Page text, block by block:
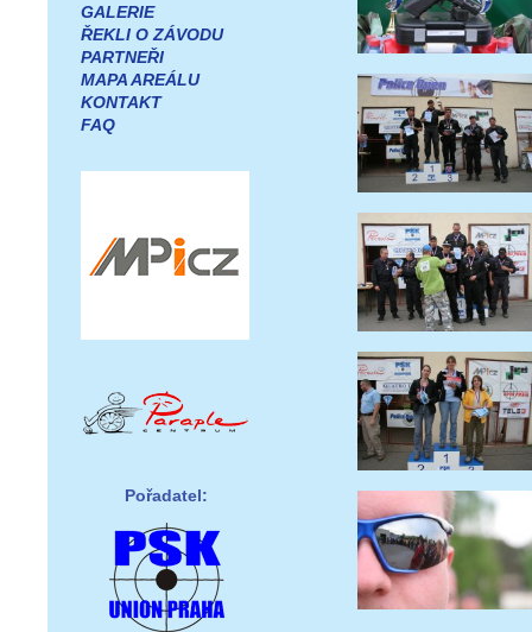
GALERIE
ŘEKLI O ZÁVODU
PARTNEŘI
MAPA AREÁLU
KONTAKT
FAQ
Pořadatel: